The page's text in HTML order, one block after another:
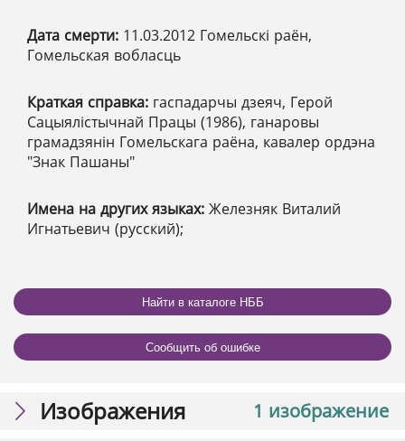
Дата смерти: 11.03.2012 Гомельскі раён,
Гомельская вобласць
Краткая справка: гаспадарчы дзеяч, Герой
Сацыялістычнай Працы (1986), ганаровы
грамадзянін Гомельскага раёна, кавалер ордэна
"Знак Пашаны"
Имена на других языках: Железняк Виталий
Игнатьевич (русский);
Найти в каталоге НББ
Сообщить об ошибке
1 изображение
Изображения